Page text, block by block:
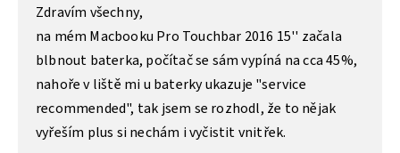
Zdravím všechny,
na mém Macbooku Pro Touchbar 2016 15'' začala
blbnout baterka, počítač se sám vypíná na cca 45%,
nahoře v liště mi u baterky ukazuje "service
recommended", tak jsem se rozhodl, že to nějak
vyřeším plus si nechám i vyčistit vnitřek.